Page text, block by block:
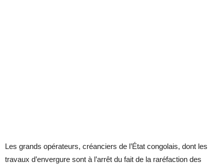
Les grands opérateurs, créanciers de l’État congolais, dont les
travaux d’envergure sont à l’arrêt du fait de la raréfaction des